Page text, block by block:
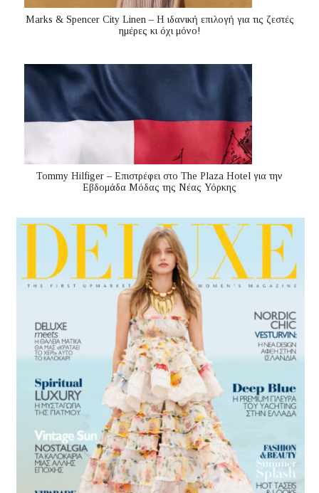
Marks & Spencer City Linen – Η ιδανική επιλογή για τις ζεστές
ημέρες κι όχι μόνο!
Tommy Hilfiger – Επιστρέφει στο The Plaza Hotel για την
Εβδομάδα Μόδας της Νέας Υόρκης